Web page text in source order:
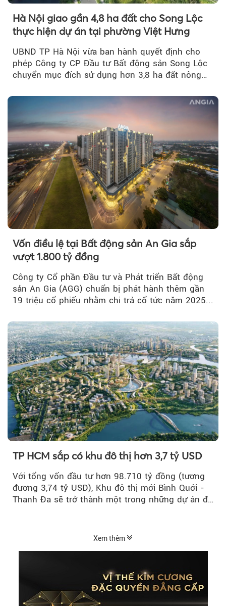
Hà Nội giao gần 4,8 ha đất cho Song Lộc
thực hiện dự án tại phường Việt Hưng
UBND TP Hà Nội vừa ban hành quyết định cho
phép Công ty CP Đầu tư Bất động sản Song Lộc
chuyển mục đích sử dụng hơn 3,8 ha đất nông
Vốn điều lệ tại Bất động sản An Gia sắp
vượt 1.800 tỷ đồng
Công ty Cổ phần Đầu tư và Phát triển Bất động
sản An Gia (AGG) chuẩn bị phát hành thêm gần
19 triệu cổ phiếu nhằm chi trả cổ tức năm 2025...
TP HCM sắp có khu đô thị hơn 3,7 tỷ USD
Với tổng vốn đầu tư hơn 98.710 tỷ đồng (tương
đương 3,74 tỷ USD), Khu đô thị mới Bình Quới -
Thanh Đa sẽ trở thành một trong những dự án đô
Xem thêm